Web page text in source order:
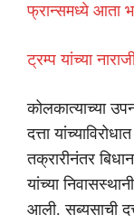
फ्रान्समध्ये आता
ट्रम्प यांच्या
कोलकात्याच्या
दत्ता
तक्रारीनंतर
यांच्या
आली. सब्यसाची